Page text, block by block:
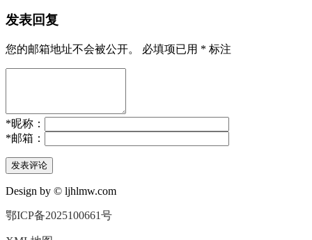
发表回复
您的邮箱地址不会被公开。 必填项已用 * 标注
*昵称：
*邮箱：
Design by © ljhlmw.com
鄂ICP备2025100661号